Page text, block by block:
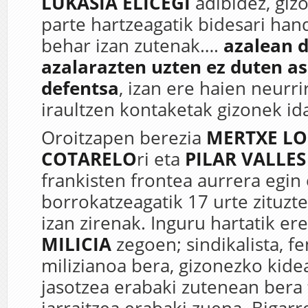
parte hartzeagatik bidesari
behar izan zutenak…. azalean
azalarazten uzten ez duten
defentsa, izan ere haien
iraultzen kontaketak gizonek
Oroitzapen berezia MERTXE
COTARELOri eta PILAR
frankisten frontea aurrera egin
borrokatzeagatik 17 urte
izan zirenak. Inguru hartatik
MILICIA zegoen; sindikalista,
milizianoa bera, gizonezko
jasotzea erabaki zutenean